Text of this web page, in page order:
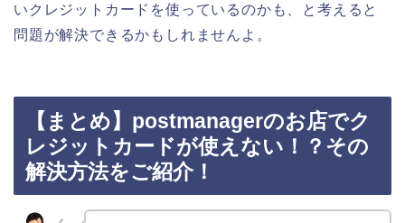
いクレジットカードを使っているのかも、と考えると
問題が解決できるかもしれませんよ。
【まとめ】postmanagerのお店でク
レジットカードが使えない！？その
解決方法をご紹介！